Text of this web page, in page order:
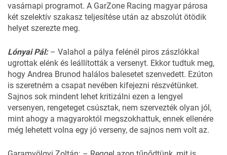
vasárnapi programot. A GarZone Racing magyar párosa
két szelektív szakasz teljesítése után az abszolút ötödik
helyet szerezte meg.
Lónyai Pál:– Valahol a pálya felénél piros zászlókkal
ugrottak elénk és leállították a versenyt. Ekkor tudtuk meg,
hogy Andrea Brunod halálos balesetet szenvedett. Ezúton
is szeretném a csapat nevében kifejezni részvétünket.
Sajnos sok mindent lehet kritizálni ezen a lengyel
versenyen, rengeteget csúsztak, nem szervezték olyan jól,
mint ahogy a magyaroktól megszokhattuk, ennek ellenére
még lehetett volna egy jó verseny, de sajnos nem volt az.